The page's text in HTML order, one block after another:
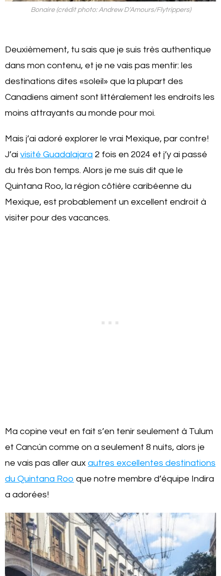
Bonaire (crédit photo: Andrew D’Amours/Flytrippers)
Deuxièmement, tu sais que je suis très authentique
dans mon contenu, et je ne vais pas mentir: les
destinations dites «soleil» que la plupart des
Canadiens aiment sont littéralement les endroits les
moins attrayants au monde pour moi.
Mais j’ai adoré explorer le vrai Mexique, par contre!
J’ai visité Guadalajara 2 fois en 2024 et j’y ai passé
du très bon temps. Alors je me suis dit que le
Quintana Roo, la région côtière caribéenne du
Mexique, est probablement un excellent endroit à
visiter pour des vacances.
Ma copine veut en fait s’en tenir seulement à Tulum
et Cancún comme on a seulement 8 nuits, alors je
ne vais pas aller aux autres excellentes destinations
du Quintana Roo que notre membre d’équipe Indira
a adorées!